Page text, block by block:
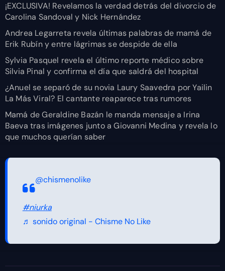
¡EXCLUSIVA! Revelamos la verdad detrás del divorcio de
Carolina Sandoval y Nick Hernández
Andrea Legarreta revela últimas palabras de mamá de
Erik Rubín y entre lágrimas se despide de ella
Sylvia Pasquel revela el último reporte médico sobre
Silvia Pinal y confirma el día que saldrá del hospital
¿Anuel se separó de su novia Laury Saavedra por Yailin
La Más Viral? El cantante reaparece tras rumores
Mamá de Geraldine Bazán le manda mensaje a Irina
Baeva tras imágenes junto a Giovanni Medina y revela lo
que muchos querían saber
@chismenolike
#niurka
♬ sonido original - Chisme No Like